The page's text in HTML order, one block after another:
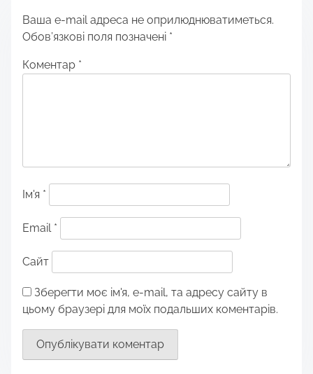
Ваша e-mail адреса не оприлюднюватиметься.
Обов’язкові поля позначені *
Коментар *
Ім'я *
Email *
Сайт
Зберегти моє ім'я, e-mail, та адресу сайту в
цьому браузері для моїх подальших коментарів.